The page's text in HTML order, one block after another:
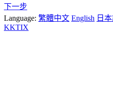
下一步
Language: 繁體中文 English 日
KKTIX